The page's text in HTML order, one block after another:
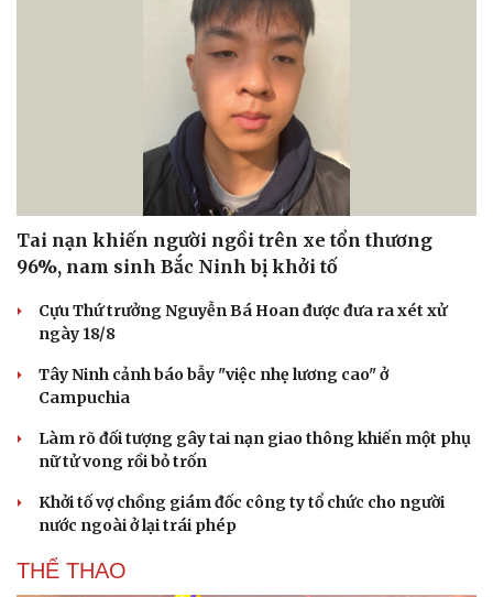
Sân khấu - Điện ảnh
Di sản
Giải trí
Nghệ sĩ
Thời trang
Sao Việt
Tai nạn khiến người ngồi trên xe tổn thương
96%, nam sinh Bắc Ninh bị khởi tố
Cựu Thứ trưởng Nguyễn Bá Hoan được đưa ra xét xử
ngày 18/8
Tây Ninh cảnh báo bẫy "việc nhẹ lương cao" ở
Campuchia
Làm rõ đối tượng gây tai nạn giao thông khiến một phụ
nữ tử vong rồi bỏ trốn
Khởi tố vợ chồng giám đốc công ty tổ chức cho người
nước ngoài ở lại trái phép
THỂ THAO